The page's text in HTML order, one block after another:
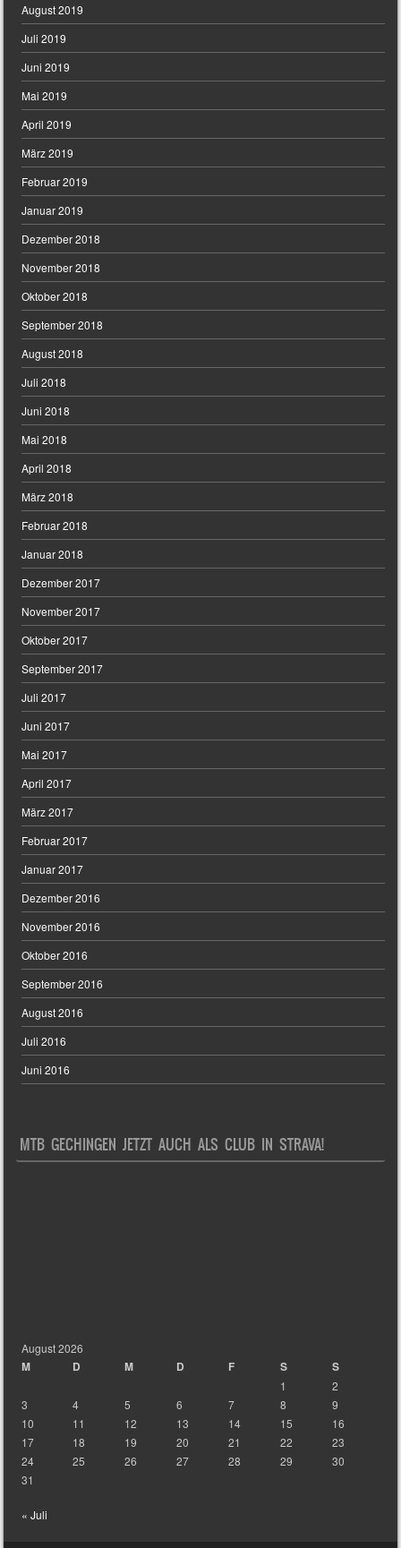
August 2019
Juli 2019
Juni 2019
Mai 2019
April 2019
März 2019
Februar 2019
Januar 2019
Dezember 2018
November 2018
Oktober 2018
September 2018
August 2018
Juli 2018
Juni 2018
Mai 2018
April 2018
März 2018
Februar 2018
Januar 2018
Dezember 2017
November 2017
Oktober 2017
September 2017
Juli 2017
Juni 2017
Mai 2017
April 2017
März 2017
Februar 2017
Januar 2017
Dezember 2016
November 2016
Oktober 2016
September 2016
August 2016
Juli 2016
Juni 2016
MTB GECHINGEN JETZT AUCH ALS CLUB IN STRAVA!
August 2026
M D M D F S S
1
2
3
4 5 6 7 8
9
10
11 12 13 14 15
16
17
18 19 20 21 22
23
24
25 26 27 28 29
30
31
« Juli